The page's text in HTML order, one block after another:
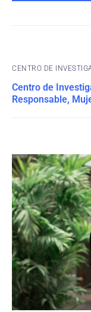
CENTRO DE
Centro de
Responsable,